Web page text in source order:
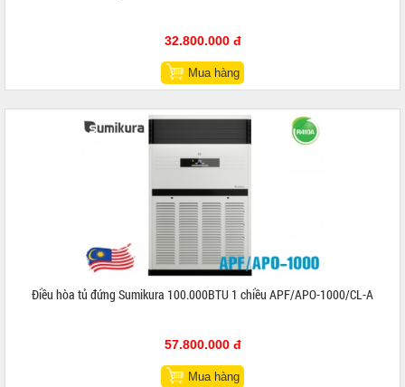
32.800.000 đ
Mua hàng
Điều hòa tủ đứng Sumikura 100.000BTU 1 chiều APF/APO-1000/CL-A
57.800.000 đ
Mua hàng